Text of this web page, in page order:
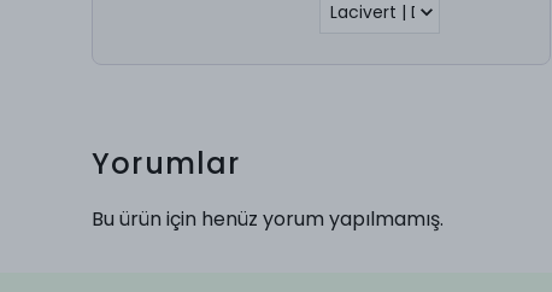
Yorumlar
Bu ürün için henüz yorum yapılmamış.